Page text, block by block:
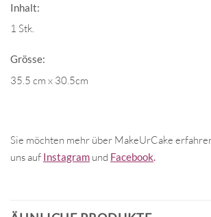
Inhalt:
1 Stk.
Grösse:
35.5 cm x 30.5cm
Sie möchten mehr über MakeUrCake
uns auf Instagram und Facebook.